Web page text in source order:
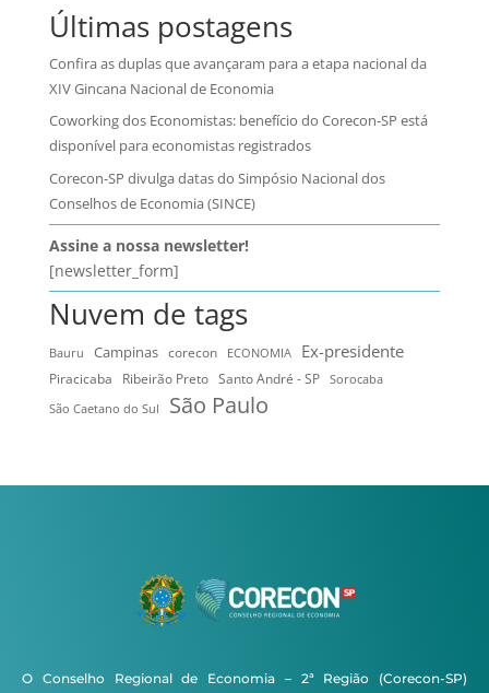
Últimas postagens
Confira as duplas que avançaram para a etapa nacional da
XIV Gincana Nacional de Economia
Coworking dos Economistas: benefício do Corecon-SP está
disponível para economistas registrados
Corecon-SP divulga datas do Simpósio Nacional dos
Conselhos de Economia (SINCE)
Assine a nossa newsletter!
[newsletter_form]
Nuvem de tags
Bauru Campinas corecon ECONOMIA Ex-presidente
Piracicaba Ribeirão Preto Santo André - SP
Sorocaba
São Caetano do Sul
São Paulo
O Conselho Regional de Economia – 2ª Região (Corecon-SP)